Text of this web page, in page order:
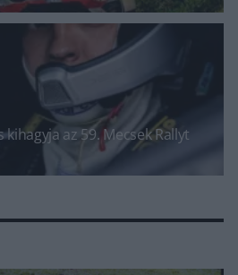
az 59. Mecsek Rallyt